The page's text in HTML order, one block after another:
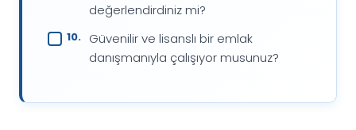
değerlendirdiniz mi?
Güvenilir ve lisanslı bir emlak
danışmanıyla çalışıyor musunuz?